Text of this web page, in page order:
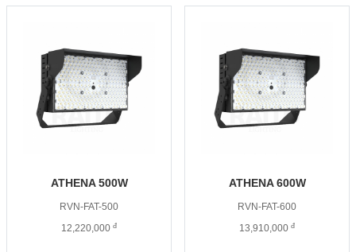
ATHENA 500W
RVN-FAT-500
12,220,000 đ
ATHENA 600W
RVN-FAT-600
13,910,000 đ